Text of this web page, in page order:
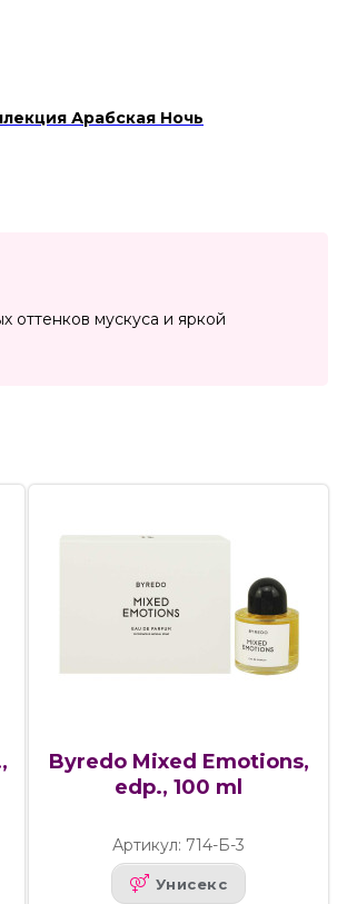
Арабская Ночь
мускуса и яркой
Byredo Mixed Emotions,
edp., 100 ml
Артикул: 714-Б-3
Унисекс